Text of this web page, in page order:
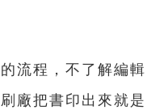
流程，不了解編輯
廠把書印出來就是